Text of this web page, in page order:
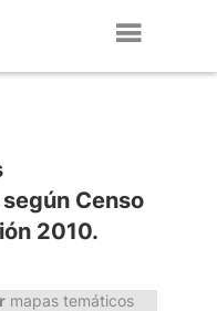
Censo
2010.
mapas temáticos